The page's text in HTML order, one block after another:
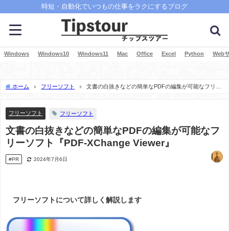
時短・自動化でいつもの仕事をラクにするブログ
Windows Windows10 Windows11 Mac Office Excel Python Web
ホーム フリーソフト
文書の白抜きなどの簡単なPDFの編集が可能なフリー
フリーソフト フリーソフト
文書の白抜きなどの簡単なPDFの編集が可能なフ
リーソフト『PDF-XChange Viewer』
#PR 2024年7月6日
フリーソフトについて詳しく解説します